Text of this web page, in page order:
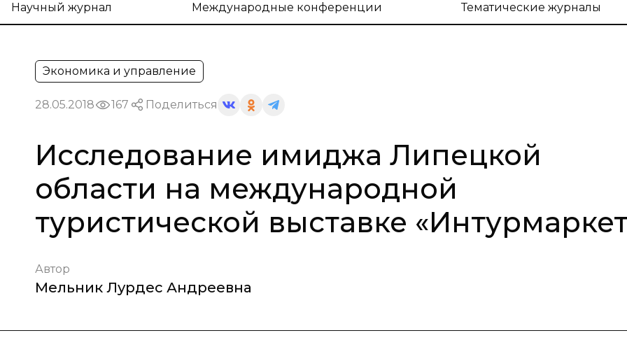
Научный журнал Международные конференции Тематические журналы
Экономика и управление
28.05.2018 167 Поделиться
Исследование имиджа Липецкой
области на международной
туристической выставке
Автор
Мельник Лурдес Андреевна